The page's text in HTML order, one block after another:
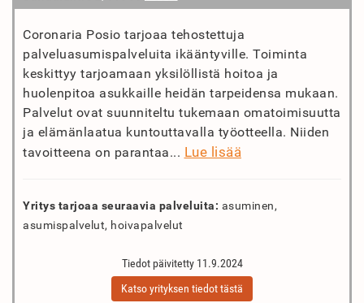
Coronaria Posio tarjoaa tehostettuja
palveluasumispalveluita ikääntyville. Toiminta
keskittyy tarjoamaan yksilöllistä hoitoa ja
huolenpitoa asukkaille heidän tarpeidensa mukaan.
Palvelut ovat suunniteltu tukemaan omatoimisuutta
ja elämänlaatua kuntouttavalla työotteella. Niiden
tavoitteena on parantaa... Lue lisää
Yritys tarjoaa seuraavia palveluita: asuminen,
asumispalvelut, hoivapalvelut
Tiedot päivitetty 11.9.2024
Katso yrityksen tiedot tästä